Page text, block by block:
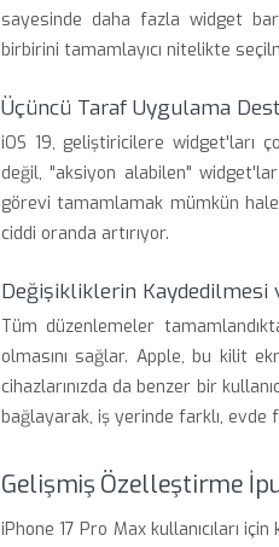
sayesinde daha fazla widget
birbirini tamamlayıcı nitelikte
Üçüncü Taraf Uygulama
iOS 19, geliştiricilere widget'ları
değil, "aksiyon alabilen"
görevi tamamlamak mümkün
ciddi oranda artırıyor.
Değişikliklerin Kaydedilmesi
Tüm düzenlemeler
olmasını sağlar. Apple, bu kilit
cihazlarınızda da benzer bir
bağlayarak, iş yerinde farklı,
Gelişmiş Özelleştirme
iPhone 17 Pro Max kullanıcıları